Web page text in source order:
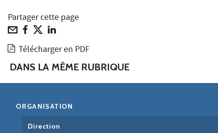
Partager cette page
Télécharger en PDF
DANS LA MÊME RUBRIQUE
ORGANISATION
Direction